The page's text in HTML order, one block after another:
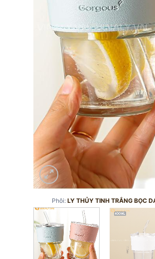
Phôi: LY THỦY TINH TRẮNG BỌC